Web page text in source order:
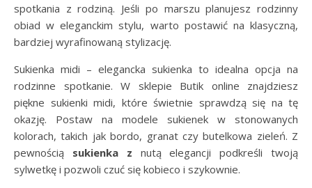
spotkania z rodziną. Jeśli po marszu planujesz rodzinny
obiad w eleganckim stylu, warto postawić na klasyczną,
bardziej wyrafinowaną stylizację.
Sukienka midi – elegancka sukienka to idealna opcja na
rodzinne spotkanie. W sklepie Butik online znajdziesz
piękne sukienki midi, które świetnie sprawdzą się na tę
okazję. Postaw na modele sukienek w stonowanych
kolorach, takich jak bordo, granat czy butelkowa zieleń. Z
pewnością sukienka z nutą elegancji podkreśli twoją
sylwetkę i pozwoli czuć się kobieco i szykownie.